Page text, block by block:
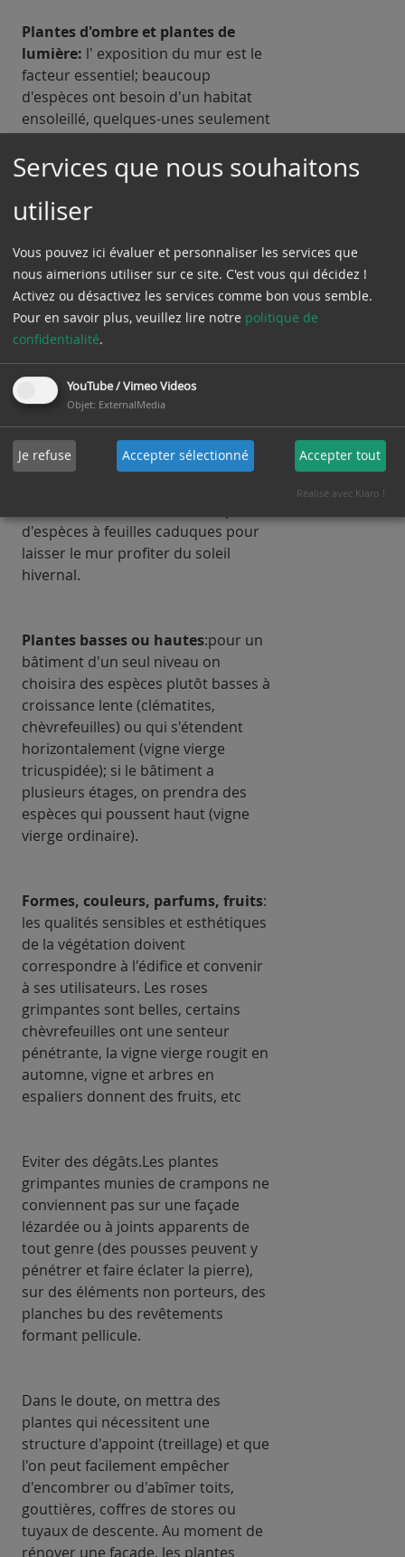
Plantes d'ombre et plantes de
lumière: l' exposition du mur est le
facteur essentiel; beaucoup
d'espèces ont besoin d'un habitat
ensoleillé, quelques-unes seulement
renouées,le lierre,le fusain
(Evonymus fortunei). Feuilles
persistantes et feuilles caduques:
les espèces à feuilles persistantes
telles que lierre, chèvre-
feuille(Lonicera henryi),fusain,
contribuent à l'isolation thermique
des façades ombreuses et exposées
au vent.
En altitude, on veillera à choisir des
variétés résistantes au froid si l'on
veut par exemple «camoufler» un
édifice sous du lierre ou tapisser
une cour intérieure de verdure
d'espèces à feuilles caduques pour
laisser le mur profiter du soleil
hivernal.
Plantes basses ou hautes:pour un
bâtiment d'un seul niveau on
choisira des espèces plutôt basses à
croissance lente (clématites,
chèvrefeuilles) ou qui s'étendent
horizontalement (vigne vierge
tricuspidée); si le bâtiment a
plusieurs étages, on prendra des
espèces qui poussent haut (vigne
vierge ordinaire).
Formes, couleurs, parfums, fruits:
les qualités sensibles et esthétiques
de la végétation doivent
correspondre à l'édifice et convenir
à ses utilisateurs. Les roses
grimpantes sont belles, certains
chèvrefeuilles ont une senteur
pénétrante, la vigne vierge rougit en
automne, vigne et arbres en
espaliers donnent des fruits, etc
Eviter des dégâts.Les plantes
grimpantes munies de crampons ne
conviennent pas sur une façade
lézardée ou à joints apparents de
tout genre (des pousses peuvent y
pénétrer et faire éclater la pierre),
sur des éléments non porteurs, des
planches bu des revêtements
formant pellicule.
Dans le doute, on mettra des
plantes qui nécessitent une
structure d'appoint (treillage) et que
l'on peut facilement empêcher
d'encombrer ou d'abîmer toits,
gouttières, coffres de stores ou
tuyaux de descente. Au moment de
rénover une façade, les plantes
Services que nous souhaitons
utiliser
Vous pouvez ici évaluer et personnaliser les services que
nous aimerions utiliser sur ce site. C'est vous qui décidez !
Activez ou désactivez les services comme bon vous semble.
Pour en savoir plus, veuillez lire notre politique de
confidentialité.
YouTube / Vimeo Videos
Objet: ExternalMedia
Je refuse Accepter sélectionné Accepter tout
Réalisé avec Klaro !